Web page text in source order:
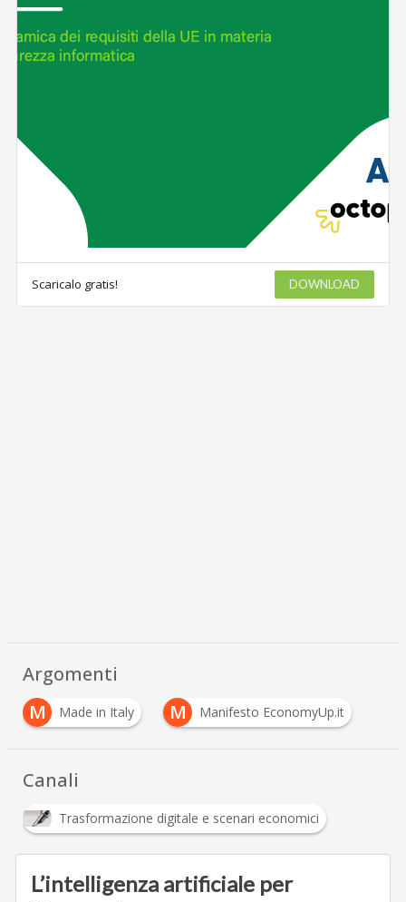
Scaricalo gratis! DOWNLOAD
Argomenti
M
Made in Italy M Manifesto EconomyUp.it
Canali
Trasformazione digitale e scenari economici
L’intelligenza artificiale per